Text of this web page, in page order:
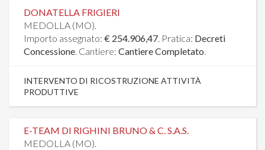
DONATELLA FRIGIERI
MEDOLLA (MO).
Importo assegnato: € 254.906,47. Pratica: Decreti
Concessione. Cantiere: Cantiere Completato.
INTERVENTO DI RICOSTRUZIONE ATTIVITÀ
PRODUTTIVE
E-TEAM DI RIGHINI BRUNO & C. S.A.S.
MEDOLLA (MO).